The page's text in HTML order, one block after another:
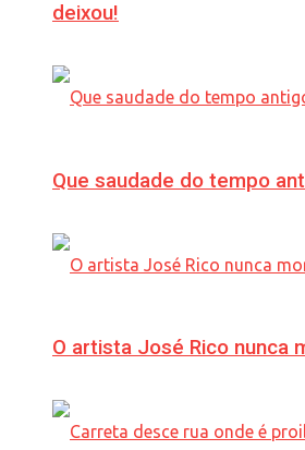
deixou!
Que saudade do tempo
O artista José Rico nunca